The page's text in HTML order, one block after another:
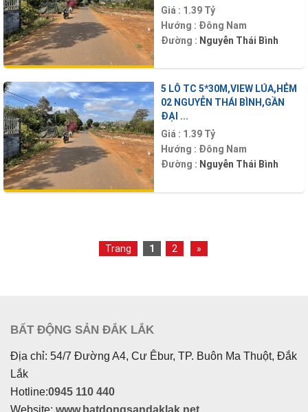
Giá : 1.39 Tỷ
Hướng : Đông Nam
Đường : Nguyễn Thái Bình
5 LÔ TC 5*30M,VIEW LÚA,HẺM
02 NGUYỄN THÁI BÌNH,GẦN
ĐẠI ...
Giá : 1.39 Tỷ
Hướng : Đông Nam
Đường : Nguyễn Thái Bình
Trang 1 2 »
BẤT ĐỘNG SẢN ĐẮK LẮK
Địa chỉ: 54/7 Đường A4, Cư Êbur, TP. Buôn Ma Thuột, Đắk
Lắk
Hotline:0945 110 440
Website: www.batdongsandaklak.net